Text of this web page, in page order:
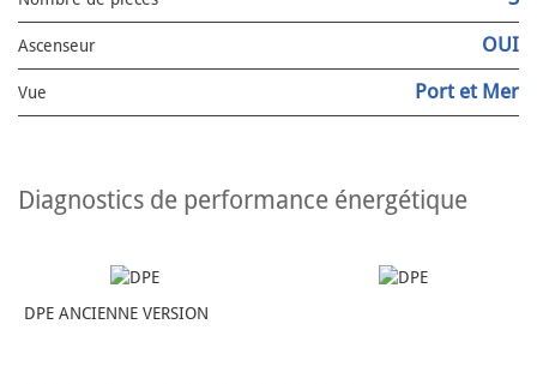
Ascenseur OUI
Vue Port et Mer
diagnostics de performance énergétique
DPE ANCIENNE VERSION